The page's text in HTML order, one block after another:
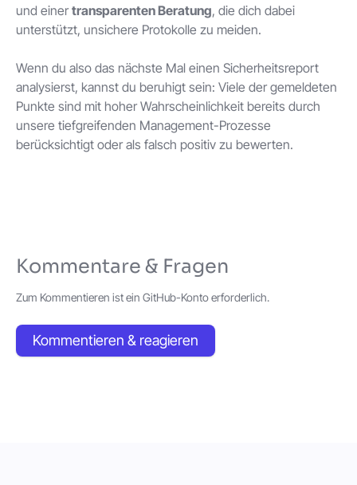
und einertransparenten Beratung, die dich dabei
unterstützt, unsichere Protokolle zu meiden.
Wenn du also das nächste Mal einen Sicherheitsreport
analysierst, kannst du beruhigt sein: Viele der gemeldeten
Punkte sind mit hoher Wahrscheinlichkeit bereits durch
unsere tiefgreifenden Management-Prozesse
berücksichtigt oder als falsch positiv zu bewerten.
Kommentare & Fragen
Zum Kommentieren ist ein GitHub-Konto erforderlich.
Kommentieren & reagieren